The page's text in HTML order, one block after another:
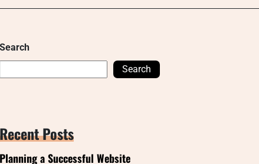
Search
Search
Recent Posts
Planning a Successful Website